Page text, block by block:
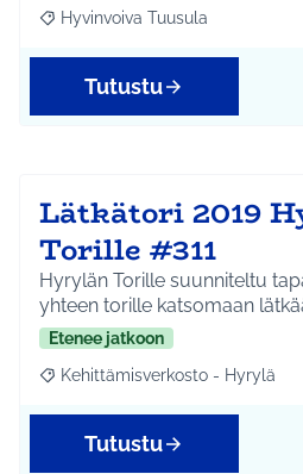
Rajaa tulokset aihepiirin mukaan:
Hyvinvoiva Tuusula
Tutustu
Lätkätori 2019
Torille #311
Hyrylän Torille suunniteltu
yhteen torille katsomaan
Etenee jatkoon
Rajaa tulokset aihepiirin
Kehittämisverkosto - Hyrylä
Tutustu